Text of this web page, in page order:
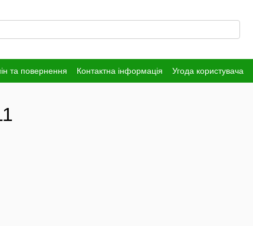
та повернення Контактна інформація Угода користувача